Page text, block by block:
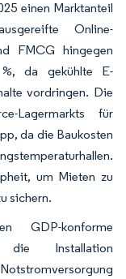
einen Marktanteil
Online-
FMCG hingegen
da gekühlte E-
vordringen. Die
Lagermarkts für
da die Baukosten
um Mieten zu
sichern.
GDP-konforme
die Installation